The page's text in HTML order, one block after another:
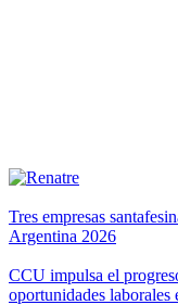
Tres empresas
Argentina 2026
CCU impulsa el
oportunidades laborales